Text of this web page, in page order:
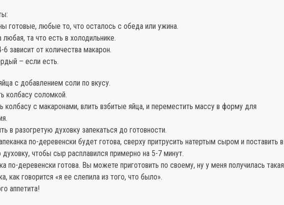
готовые, любые то, что осталось с обеда или ужина.
любая, та что есть в холодильнике.
6 зависит от количества макарон.
– если есть.
с добавлением соли по вкусу.
колбасу соломкой.
колбасу с макаронами, влить взбитые яйца, и переместить массу в форму для
в разогретую духовку запекаться до готовности.
по-деревенски будет готова, сверху притрусить натертым сыром и поставить в
духовку, чтобы сыр расплавился примерно на 5-7 минут.
по-деревенски готова. Вы можете приготовить по своему, ну у меня получилась такая
как говорится «я ее слепила из того, что было».
аппетита!